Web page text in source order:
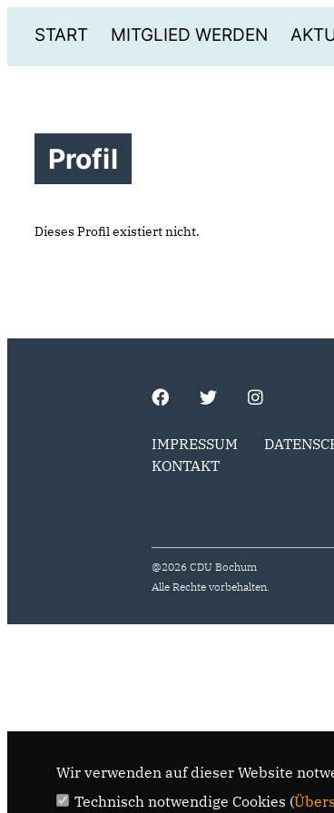
START MITGLIED WERDEN
Profil
Dieses Profil existiert nicht.
IMPRESSUM
KONTAKT
@2026 CDU Bochum
Alle Rechte vorbehalten.
Wir verwenden auf dieser Website
Technisch notwendige Cookies (